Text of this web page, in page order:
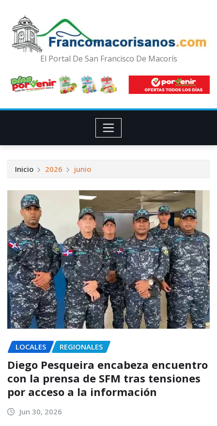
El Portal De San Francisco De Macorís
Inicio 2026 junio
LOCALES REGIONALES
Diego Pesqueira encabeza encuentro
con la prensa de SFM tras tensiones
por acceso a la información
Jun 30, 2026